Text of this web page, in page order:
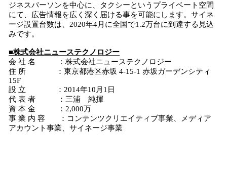
ジネスパーソンを中心に、タクシーというプライベート空間
にて、広告情報を広く深く届ける事を可能にします。サイネ
ージ設置台数は、2020年4月に全国で1.2万台に到達する見込
みです。
■株式会社ニューステクノロジー
会 社 名 ：株式会社ニューステクノロジー
住 所 ：東京都港区赤坂 4-15-1 赤坂ガーデンシティ
15F
設 立 ：2014年10月1日
代 表 者 ：三浦 純揮
資 本 金 ：2,000万
事 業 内 容 ：コンテンツクリエイティブ事業、メディア
アカウント事業、サイネージ事業